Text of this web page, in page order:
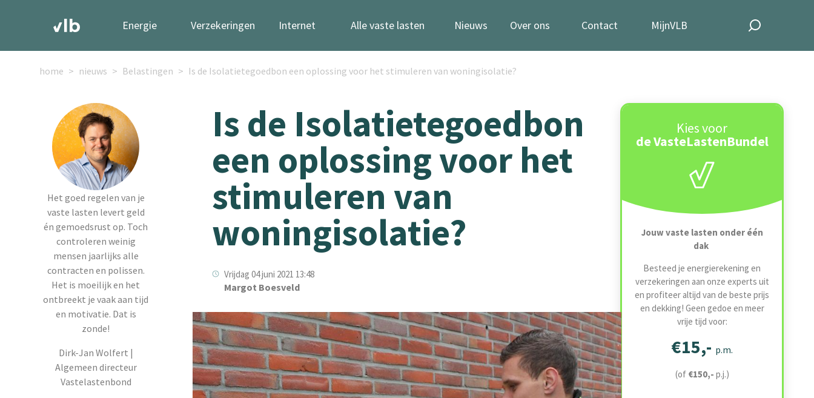
Energie Verzekeringen Internet Alle vaste lasten Nieuws Over ons Contact MijnVLB
home nieuws Belastingen Is de Isolatietegoedbon een oplossing voor het stimuleren van woningisolatie?
Het goed regelen van je
vaste lasten levert geld
én gemoedsrust op. Toch
controleren weinig
mensen jaarlijks alle
contracten en polissen.
Het is moeilijk en het
ontbreekt je vaak aan tijd
en motivatie. Dat is
zonde!
Dirk-Jan Wolfert |
Algemeen directeur
Vastelastenbond
Kies voor
de VasteLastenBundel
Jouw vaste lasten onder één
dak
Besteed je energierekening en
verzekeringen aan onze experts uit
en profiteer altijd van de beste prijs
en dekking! Geen gedoe en meer
vrije tijd voor:
€15,- p.m.
(of €150,- p.j.)
Is de Isolatietegoedbon
een oplossing voor het
stimuleren van
woningisolatie?
Vrijdag 04 juni 2021 13:48
Margot Boesveld